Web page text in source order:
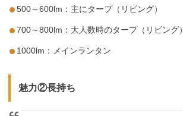
500～600lm：主にタープ（リビング）
700～800lm：大人数時のタープ（リビング）
1000lm：メインランタン
魅力②長持ち